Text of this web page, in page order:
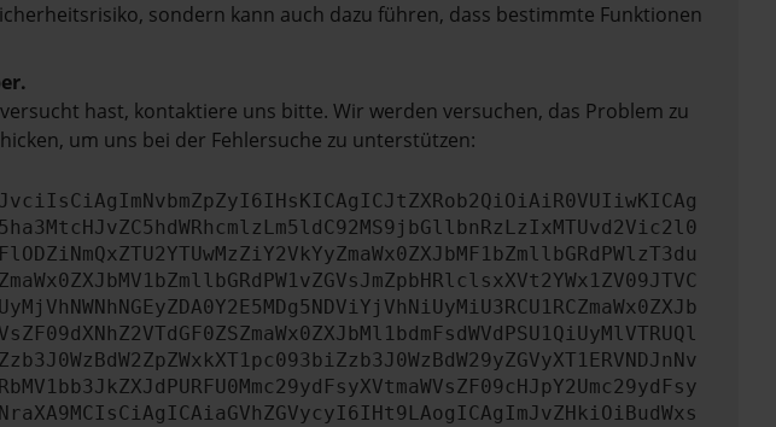
sondern kann auch dazu führen, dass bestimmte Funktionen
hast, kontaktiere uns bitte. Wir werden versuchen, das Problem zu
um uns bei der Fehlersuche zu unterstützen: